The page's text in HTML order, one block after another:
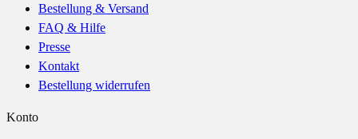
Bestellung & Versand
FAQ & Hilfe
Presse
Kontakt
Bestellung widerrufen
Konto